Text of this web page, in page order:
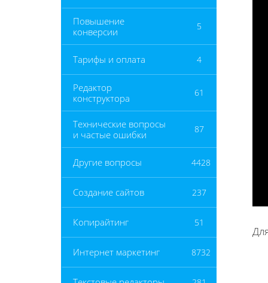
Повышение
конверсии
5
Тарифы и оплата 4
Редактор
конструктора
61
Технические вопросы
и частые ошибки
87
Другие вопросы 4428
Создание сайтов 237
Копирайтинг 51
Интернет маркетинг 8732